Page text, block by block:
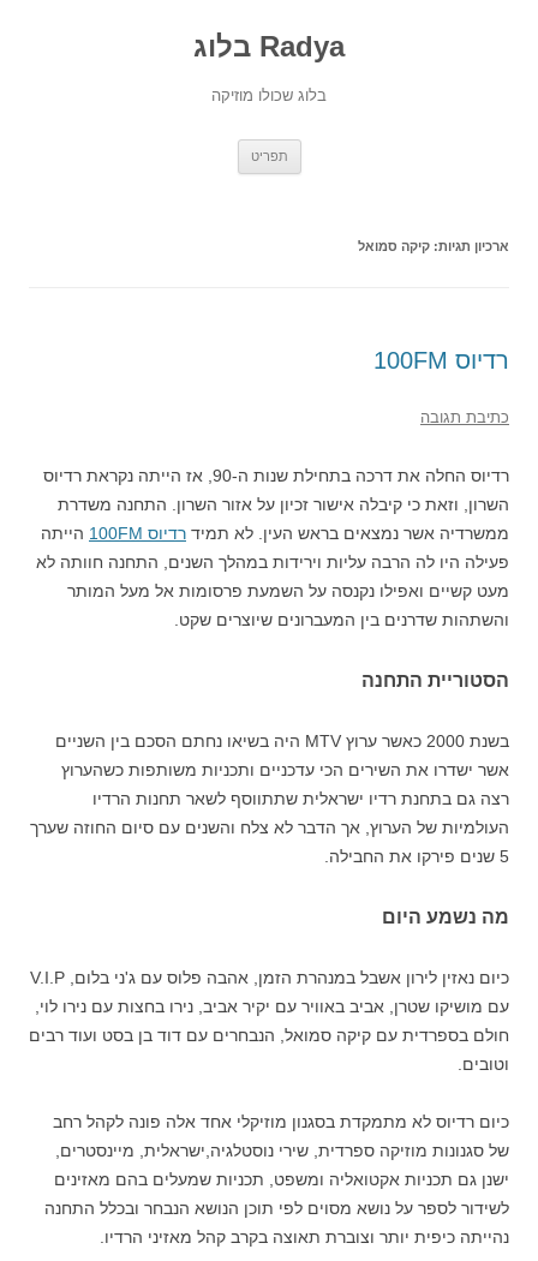
Radya בלוג
בלוג שכולו מוזיקה
תפריט
ארכיון תגיות: קיקה סמואל
רדיוס 100FM
כתיבת תגובה
רדיוס החלה את דרכה בתחילת שנות ה-90, אז הייתה נקראת רדיוס
השרון, וזאת כי קיבלה אישור זכיון על אזור השרון. התחנה משדרת
ממשרדיה אשר נמצאים בראש העין. לא תמיד רדיוס 100FM
הייתה
פעילה היו לה הרבה עליות וירידות במהלך השנים, התחנה חוותה לא
מעט קשיים ואפילו נקנסה על השמעת פרסומות אל מעל המותר
והשתהות שדרנים בין המעברונים שיוצרים שקט.
הסטוריית התחנה
בשנת 2000 כאשר ערוץ MTV היה בשיאו נחתם הסכם בין השניים
אשר ישדרו את השירים הכי עדכניים ותכניות משותפות כשהערוץ
רצה גם בתחנת רדיו ישראלית שתתווסף לשאר תחנות הרדיו
העולמיות של הערוץ, אך הדבר לא צלח והשנים עם סיום החוזה שערך
5 שנים פירקו את החבילה.
מה נשמע היום
כיום נאזין לירון אשבל במנהרת הזמן, אהבה פלוס עם ג'ני בלום, V.I.P
עם מושיקו שטרן, אביב באוויר עם יקיר אביב, נירו בחצות עם נירו לוי,
חולם בספרדית עם קיקה סמואל, הנבחרים עם דוד בן בסט ועוד רבים
וטובים.
כיום רדיוס לא מתמקדת בסגנון מוזיקלי אחד אלה פונה לקהל רחב
של סגנונות מוזיקה ספרדית, שירי נוסטלגיה,ישראלית, מיינסטרים,
ישנן גם תכניות אקטואליה ומשפט, תכניות שמעלים בהם מאזינים
לשידור לספר על נושא מסוים לפי תוכן הנושא הנבחר ובכלל התחנה
נהייתה כיפית יותר וצוברת תאוצה בקרב קהל מאזיני הרדיו.